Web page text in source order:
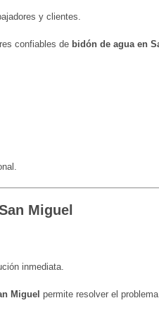
y clientes.
confiables de bidón de agua en
Miguel
inmediata.
Miguel permite resolver el